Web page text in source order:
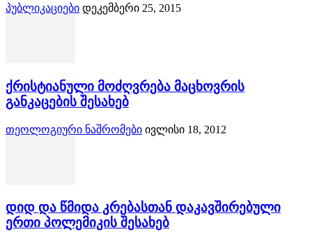
პუბლიკაციები დეკემბერი 25, 2015
ქრისტიანული მოძღვრება მაცხოვრის
განკაცების შესახებ
თეოლოგიური ნაშრომები ივლისი 18, 2012
დიდ და წმიდა კრებასთან დაკავშირებული
ერთი პოლემიკის შესახებ